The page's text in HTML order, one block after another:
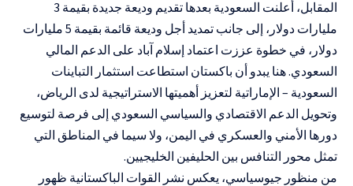
المقابل، أعلنت السعودية بعدها تقديم وديعة جديدة بقيمة 3
مليارات دولار، إلى جانب تمديد أجل وديعة قائمة بقيمة 5 مليارات
دولار، في خطوة عززت اعتماد إسلام آباد على الدعم المالي
السعودي. هنا يبدو أن باكستان استطاعت استثمار التباينات
السعودية – الإماراتية لتعزيز أهميتها الاستراتيجية لدى الرياض،
وتحويل الدعم الاقتصادي والسياسي السعودي إلى فرصة لتوسيع
دورها الأمني والعسكري في اليمن، ولا سيما في المناطق التي
تمثل محور التنافس بين الحليفين الخليجيين.
من منظور جيوسياسي، يعكس نشر القوات الباكستانية ظهور